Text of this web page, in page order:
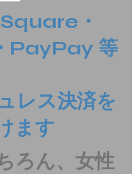
・
PayPay 等
レス決済を
ます
ろん、女性